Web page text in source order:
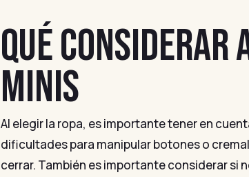
QUÉ
MINIS
Al elegir la ropa, es importante tener en
dificultades para manipular botones o
cerrar. También es importante considerar si